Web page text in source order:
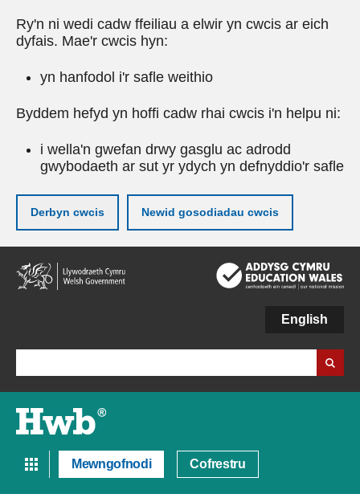
Ry'n ni wedi cadw ffeiliau a elwir yn cwcis ar eich
dyfais. Mae'r cwcis hyn:
yn hanfodol i'r safle weithio
Byddem hefyd yn hoffi cadw rhai cwcis i'n helpu ni:
i wella'n gwefan drwy gasglu ac adrodd
gwybodaeth ar sut yr ydych yn defnyddio'r safle
Derbyn cwcis Newid gosodiadau cwcis
Neidio
i'r
prif
English
Mewngofnodi Cofrestru